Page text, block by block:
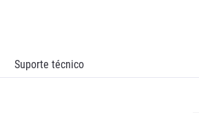
Suporte técnico